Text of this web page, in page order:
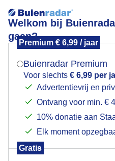
Welkom bij
gaan?
Premium € 6,99 / jaar
Buienradar Premium
Voor slechts € 6,99 per
Advertentievrij en
Ontvang voor min. €
10% donatie aan
Elk moment
Gratis
Regen
Mogen we je
Indien je hier nog geen
verschijnt er zo een
Is goed,